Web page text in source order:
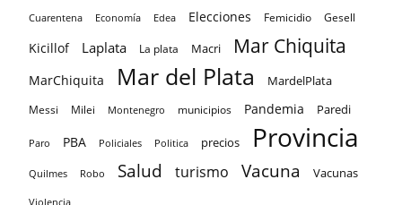
Cuarentena Economía Edea Elecciones Femicidio Gesell
Kicillof Laplata La plata Macri Mar Chiquita
MarChiquita Mar del Plata MardelPlata
Messi Milei Montenegro municipios Pandemia Paredi
Paro PBA Policiales Politica precios Provincia
Quilmes Robo Salud turismo Vacuna Vacunas
Violencia